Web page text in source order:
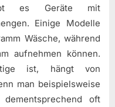
es Geräte mit
Einige Modelle
Wäsche, während
aufnehmen können.
ist, hängt von
man beispielsweise
oft